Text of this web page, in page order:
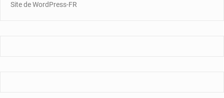
Site de WordPress-FR